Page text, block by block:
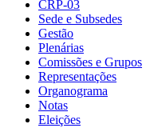
CRP-03
Sede e Subsedes
Gestão
Plenárias
Comissões e Grupos
Representações
Organograma
Notas
Eleições